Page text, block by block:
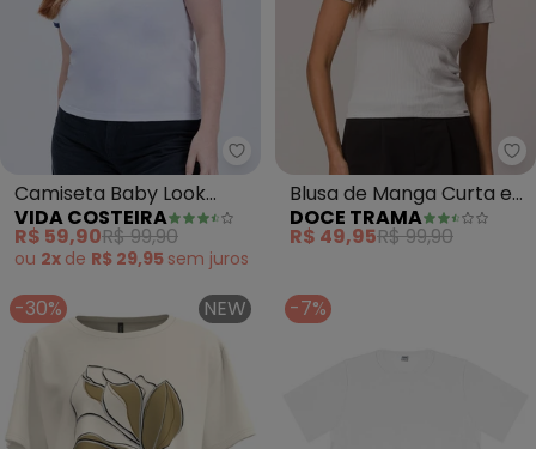
Vida Costeira - Camiseta Baby
Camiseta Baby Look
Brasil Copa Branca
(Branco)
VIDA COSTEIRA
R$ 59,90R$ 99,90
ou 2x de R$ 29,95 sem juros
Blusa de Manga Curta em
Ribana (Branco)
DOCE TRAMA
R$ 49,95R$ 99,90
-30% NEW -7%